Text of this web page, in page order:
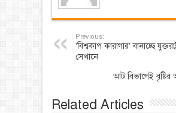
Previous:
‘বিশ্বকাপ কারাগার’ বানাচ্ছে
সেখানে
আট বিভাগেই
Related Articles